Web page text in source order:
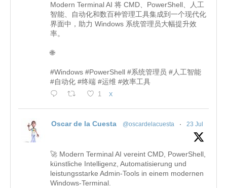
Modern Terminal AI 将 CMD、PowerShell、人工
智能、自动化和数百种管理工具集成到一个现代化
界面中，助力 Windows 系统管理员大幅提升效
率。
🌐
#Windows #PowerShell #系统管理员 #人工智能
#自动化 #终端 #运维 #效率工具
1 X
Oscar de la Cuesta @oscardelacuesta · 23 Jul
🚀 Modern Terminal AI vereint CMD, PowerShell,
künstliche Intelligenz, Automatisierung und
leistungsstarke Admin-Tools in einem modernen
Windows-Terminal.